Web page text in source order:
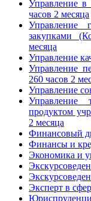
Управление в
часов 2 месяца
Управление
закупками
месяца
Управление
Управление
260 часов 2
Управление
Управление
продуктом
2 месяца
Финансовый
Финансы и
Экономика и
Эксперт в